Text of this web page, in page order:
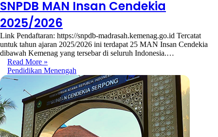
SNPDB MAN Insan Cendekia
2025/2026
Link Pendaftaran: https://snpdb-madrasah.kemenag.go.id Tercatat
untuk tahun ajaran 2025/2026 ini terdapat 25 MAN Insan Cendekia
dibawah Kemenag yang tersebar di seluruh Indonesia.…
Read More »
Pendidikan Menengah